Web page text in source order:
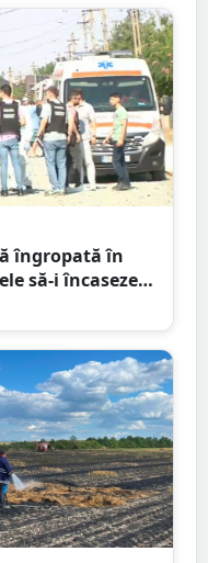
îngropată în
să-i încaseze